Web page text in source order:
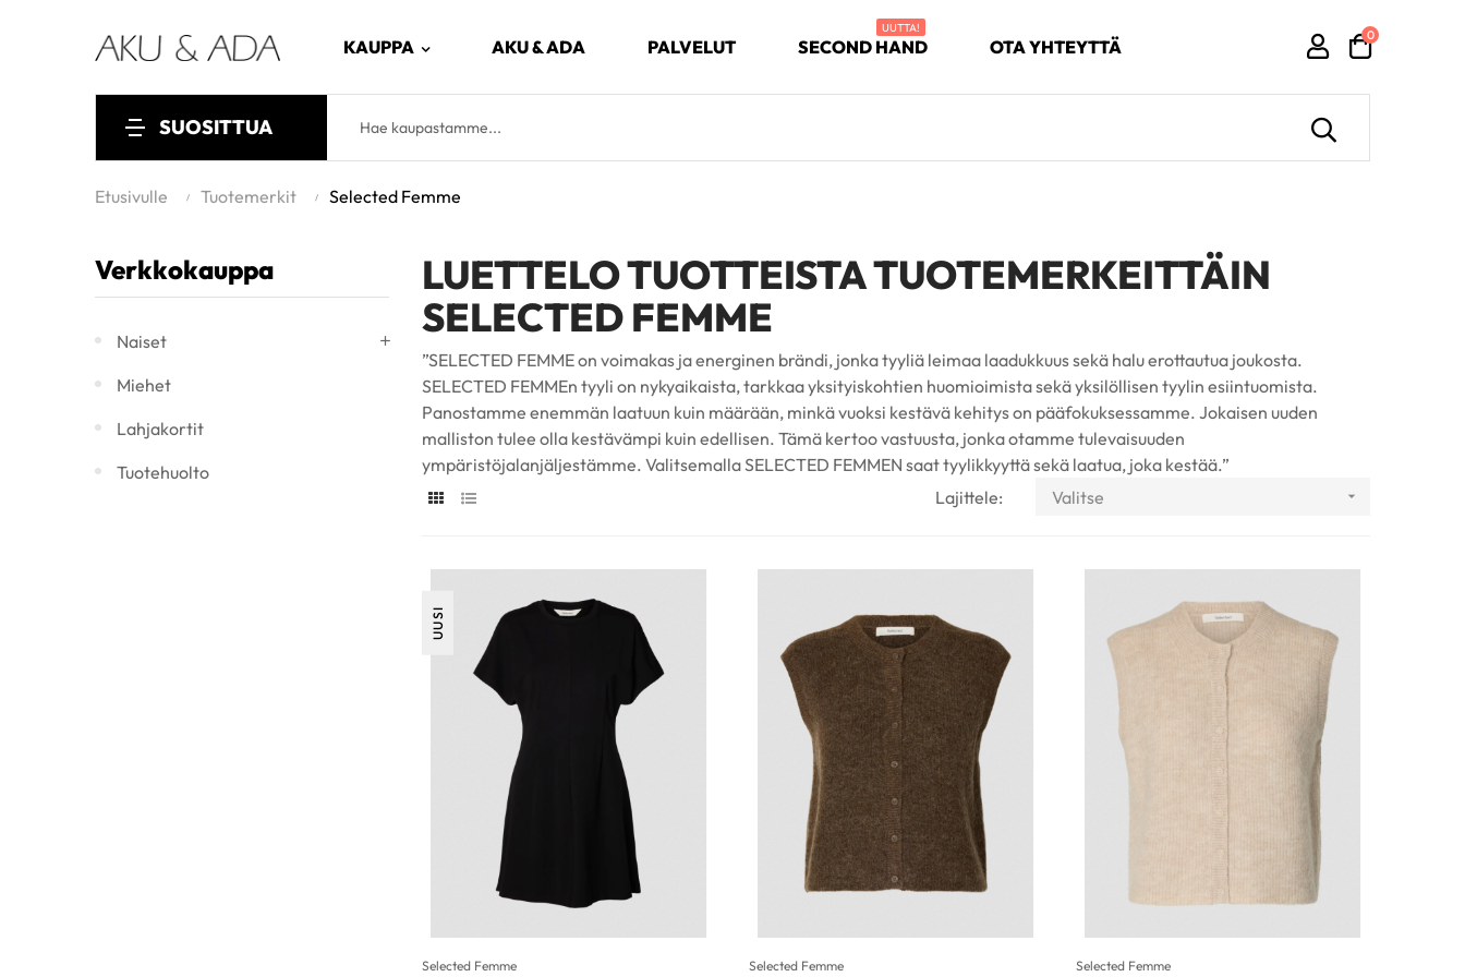
KAUPPA AKU & ADA PALVELUT SECOND HAND
UUTTA!
OTA YHTEYTTÄ
0
SUOSITTUA
Etusivulle Tuotemerkit Selected Femme
Verkkokauppa
Naiset
Miehet
Lahjakortit
Tuotehuolto
LUETTELO TUOTTEISTA TUOTEMERKEITTÄIN
SELECTED FEMME
”SELECTED FEMME on voimakas ja energinen brändi, jonka tyyliä leimaa laadukkuus sekä halu erottautua joukosta.
SELECTED FEMMEn tyyli on nykyaikaista, tarkkaa yksityiskohtien huomioimista sekä yksilöllisen tyylin esiintuomista.
Panostamme enemmän laatuun kuin määrään, minkä vuoksi kestävä kehitys on pääfokuksessamme. Jokaisen uuden
malliston tulee olla kestävämpi kuin edellisen. Tämä kertoo vastuusta, jonka otamme tulevaisuuden
ympäristöjalanjäljestämme. Valitsemalla SELECTED FEMMEN saat tyylikkyyttä sekä laatua, joka kestää.”
Lajittele:
Valitse 
UUSI
Selected Femme Selected Femme Selected Femme